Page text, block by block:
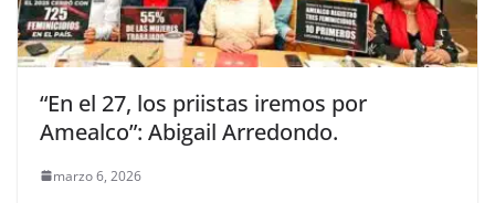
“En el 27, los priistas iremos por
Amealco”: Abigail Arredondo.
marzo 6, 2026